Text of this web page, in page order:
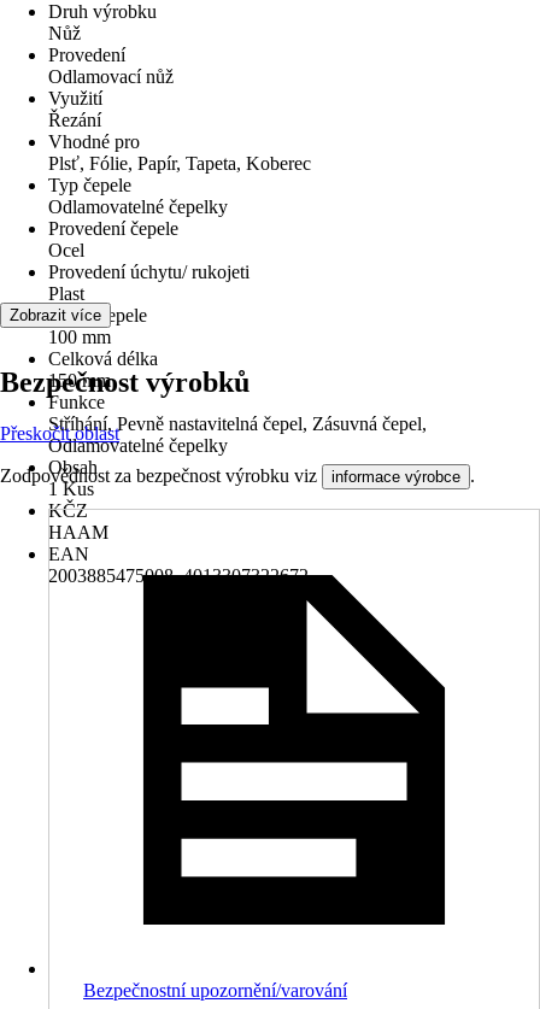
Druh výrobku
Nůž
Provedení
Odlamovací nůž
Využití
Řezání
Vhodné pro
Plsť, Fólie, Papír, Tapeta, Koberec
Typ čepele
Odlamovatelné čepelky
Provedení čepele
Ocel
Provedení úchytu/ rukojeti
Plast
Délka čepele
100 mm
Celková délka
150 mm
Funkce
Stříhání, Pevně nastavitelná čepel, Zásuvná čepel,
Odlamovatelné čepelky
Obsah
1 Kus
KČZ
HAAM
EAN
2003885475008, 4013307322672
Zobrazit více
Bezpečnost výrobků
Přeskočit oblast
Zodpovědnost za bezpečnost výrobku viz informace výrobce .
Bezpečnostní upozornění/varování